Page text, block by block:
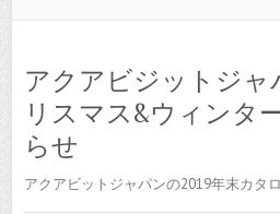
アクアビジットジャ
リスマス&ウィンタ
らせ
アクアビットジャパンの2019年末カタ